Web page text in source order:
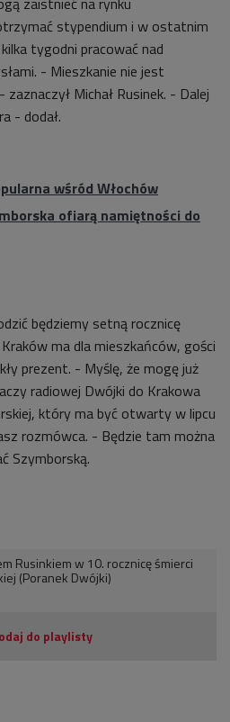
stypendium i w ostatnim
tygodni pracować nad
- Mieszkanie nie jest
Michał Rusinek. - Dalej
- dodał.
wśród Włochów
ofiarą namiętności do
będziemy setną rocznicę
ma dla mieszkańców, gości
prezent. - Myślę, że mogę już
radiowej Dwójki do Krakowa
który ma być otwarty w lipcu
rozmówca. - Będzie tam można
Szymborską.
Rusinkiem w 10. rocznicę śmierci
(Poranek Dwójki)